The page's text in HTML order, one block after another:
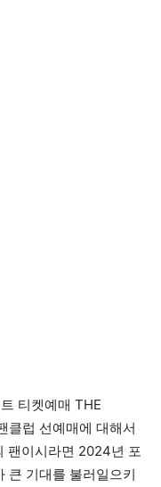
티켓예매 THE
클럽 선예매에 대해서
팬이시라면 2024년 포
큰 기대를 불러일으키